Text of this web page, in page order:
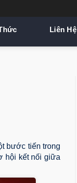
Liên Hệ
bước tiến trong
hội kết nối giữa